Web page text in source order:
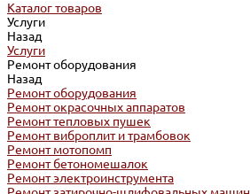
Каталог товаров
Услуги
Назад
Услуги
Ремонт оборудования
Назад
Ремонт оборудования
Ремонт окрасочных аппаратов
Ремонт тепловых пушек
Ремонт виброплит и трамбовок
Ремонт мотопомп
Ремонт бетономешалок
Ремонт электроинструмента